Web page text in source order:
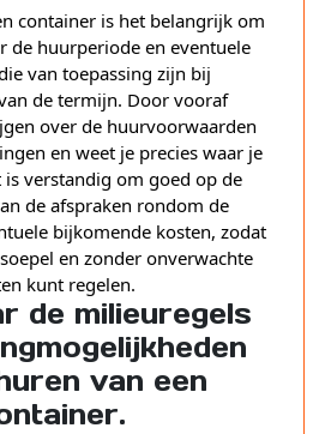
container is het belangrijk om
de huurperiode en eventuele
van toepassing zijn bij
de termijn. Door vooraf
over de huurvoorwaarden
en weet je precies waar je
is verstandig om goed op de
de afspraken rondom de
bijkomende kosten, zodat
en zonder onverwachte
kunt regelen.
de milieuregels
van een